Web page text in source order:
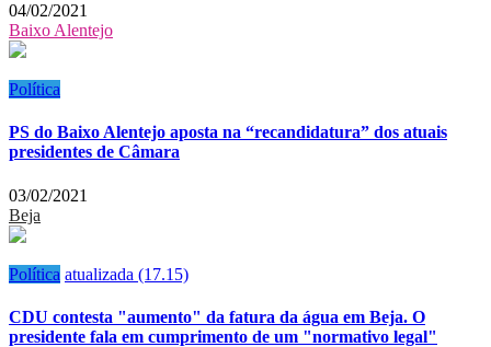
04/02/2021
Baixo Alentejo
Política
PS do Baixo Alentejo aposta na “recandidatura” dos atuais
presidentes de Câmara
03/02/2021
Beja
Política atualizada (17.15)
CDU contesta "aumento" da fatura da água em Beja. O
presidente fala em cumprimento de um "normativo legal"